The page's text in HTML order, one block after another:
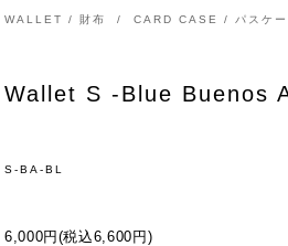
WALLET / 財布 / CARD CASE / パスケー
Wallet S -Blue Buenos
S-BA-BL
6,000円(税込6,600円)